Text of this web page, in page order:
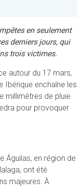
en seulement
derniers jours, qui
trois victimes.
autour du 17 mars,
Ibérique enchaîne les
millimètres de pluie
pour provoquer
Águilas, en région de
ont été
majeures. À